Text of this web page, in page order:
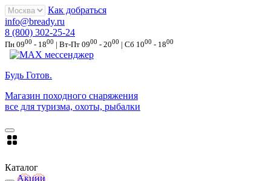
Как добраться
info@bready.ru
8 (800) 302-25-24
Пн 0900 - 1800 | Вт-Пт 0900 - 2000 | Сб 1000 - 1800
Будь Готов.
Магазин походного снаряжения
все для туризма, охоты, рыбалки
Каталог
Акции